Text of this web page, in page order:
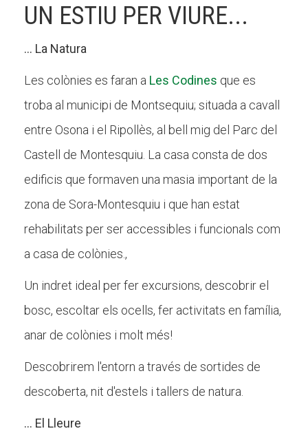
UN ESTIU PER VIURE...
... La Natura
Les colònies es faran a Les Codines que es
troba al municipi de Montsequiu; situada a cavall
entre Osona i el Ripollès, al bell mig del Parc del
Castell de Montesquiu. La casa consta de dos
edificis que formaven una masia important de la
zona de Sora-Montesquiu i que han estat
rehabilitats per ser accessibles i funcionals com
a casa de colònies.,
Un indret ideal per fer excursions, descobrir el
bosc, escoltar els ocells, fer activitats en família,
anar de colònies i molt més!
Descobrirem l'entorn a través de sortides de
descoberta, nit d'estels i tallers de natura.
... El Lleure
Butlletins
Diari de la Fundació
Fundesplai als mitjans
Xarxes socials
COL·LABORA
Fes voluntariat
Fes un donatiu
Treballa amb nosaltres